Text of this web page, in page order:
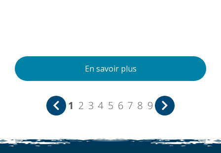
En savoir plus
1 2 3 4 5 6 7 8 9